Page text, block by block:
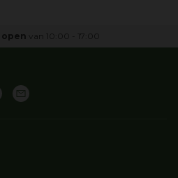
open van 10:00 17:00